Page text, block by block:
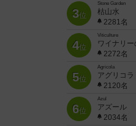
3位
Stone Garden
枯山水
2281名
4位
Viticulture
ワイナリー
2272名
5位
Agricola
アグリコラ
2120名
6位
Azul
アズール
2034名